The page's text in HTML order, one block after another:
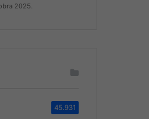
2025.
45.931